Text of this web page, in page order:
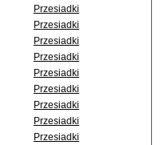
Przesiadki
Przesiadki
Przesiadki
Przesiadki
Przesiadki
Przesiadki
Przesiadki
Przesiadki
Przesiadki